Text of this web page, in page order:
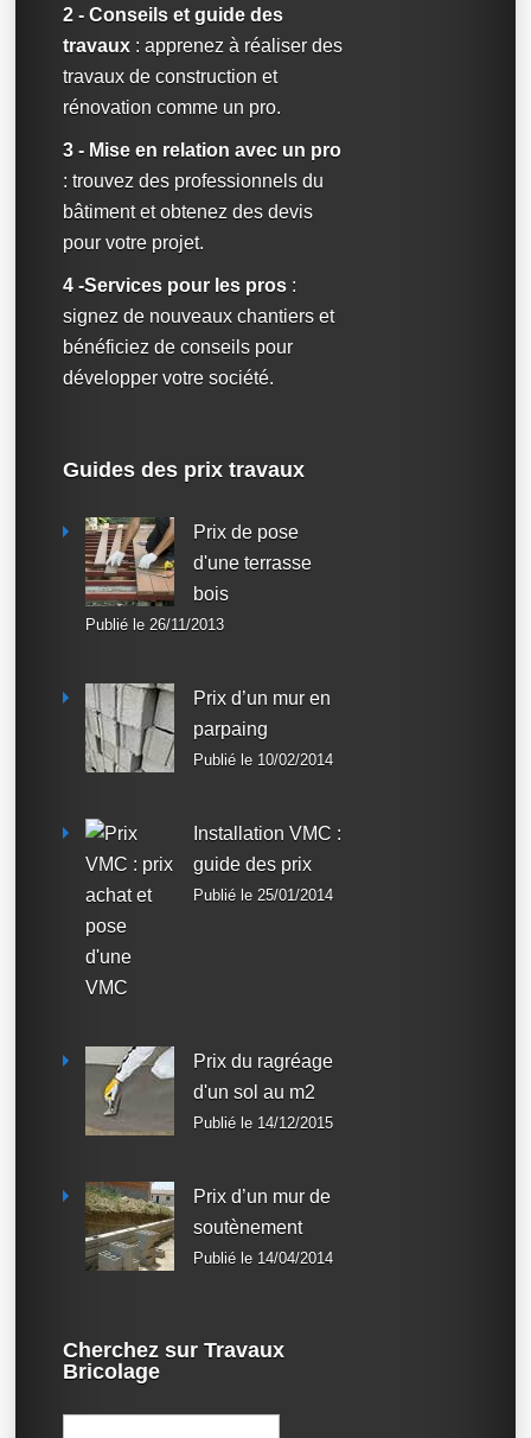
2 - Conseils et guide des
travaux : apprenez à réaliser des
travaux de construction et
rénovation comme un pro.
3 - Mise en relation avec un pro
: trouvez des professionnels du
bâtiment et obtenez des devis
pour votre projet.
4 -Services pour les pros :
signez de nouveaux chantiers et
bénéficiez de conseils pour
développer votre société.
Guides des prix travaux
Prix de pose
d'une terrasse
bois
Publié le 26/11/2013
Prix d’un mur en
parpaing
Publié le 10/02/2014
Installation VMC :
guide des prix
Publié le 25/01/2014
Prix du ragréage
d'un sol au m2
Publié le 14/12/2015
Prix d’un mur de
soutènement
Publié le 14/04/2014
Cherchez sur Travaux
Bricolage
Rechercher :